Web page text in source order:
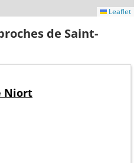
Leaflet
de Saint-
Niort